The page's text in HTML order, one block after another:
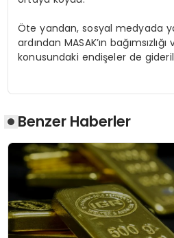
Öte yandan, sosyal medyada
ardından MASAK’ın bağımsızlığı
konusundaki endişeler de
Benzer Haberler